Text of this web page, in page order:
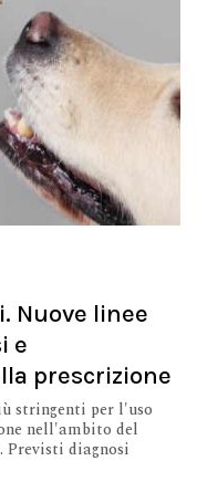
Nuove linee
e
prescrizione
stringenti per l'uso
nell'ambito del
diagnosi